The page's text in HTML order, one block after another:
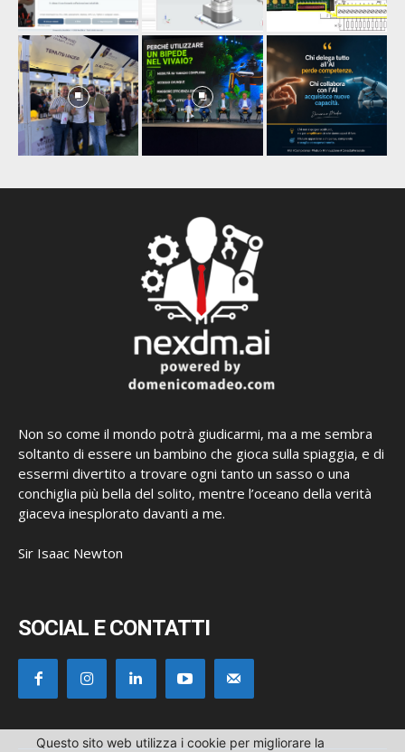
Non so come il mondo potrà giudicarmi, ma a me sembra
soltanto di essere un bambino che gioca sulla spiaggia, e di
essermi divertito a trovare ogni tanto un sasso o una
conchiglia più bella del solito, mentre l’oceano della verità
giaceva inesplorato davanti a me.
Sir Isaac Newton
SOCIAL E CONTATTI
Questo sito web utilizza i cookie per migliorare la